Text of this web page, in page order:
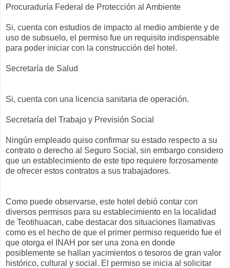
Procuraduría Federal de Protección al Ambiente
Si, cuenta con estudios de impacto al medio ambiente y de
uso de subsuelo, el permiso fue un requisito indispensable
para poder iniciar con la construcción del hotel.
Secretaría de Salud
Si, cuenta con una licencia sanitaria de operación.
Secretaría del Trabajo y Previsión Social
Ningún empleado quiso confirmar su estado respecto a su
contrato o derecho al Seguro Social, sin embargo considero
que un establecimiento de este tipo requiere forzosamente
de ofrecer estos contratos a sus trabajadores.
Como puede observarse, este hotel debió contar con
diversos permisos para su establecimiento en la localidad
de Teotihuacan, cabe destacar dos situaciones llamativas
como es el hecho de que el primer permiso requerido fue el
que otorga el INAH por ser una zona en donde
posiblemente se hallan yacimientos o tesoros de gran valor
histórico, cultural y social. El permiso se inicia al solicitar